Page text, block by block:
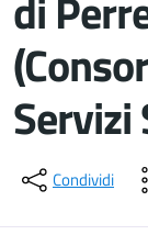
Servizi
Dettagli
Condividi